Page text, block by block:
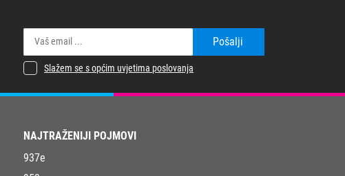
Pošalji
Slažem se s općim uvjetima poslovanja
NAJTRAŽENIJI POJMOVI
937e